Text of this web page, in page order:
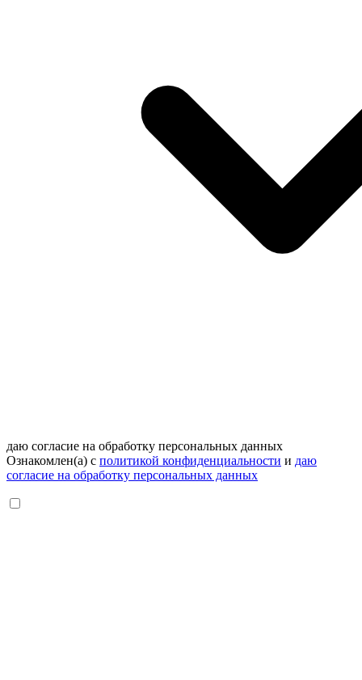
даю согласие на обработку персональных данных
Ознакомлен(а) с политикой конфиденциальности и даю
согласие на обработку персональных данных